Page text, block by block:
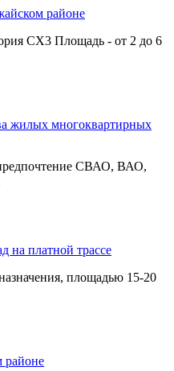
районе
СХ3 Площадь - от 2 до 6
жилых многоквартирных
СВАО, ВАО,
на платной трассе
площадью 15-20
районе